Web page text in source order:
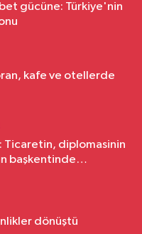
gücüne: Türkiye'nin
kafe ve otellerde
Ticaretin, diplomasinin
başkentinde
dönüştü